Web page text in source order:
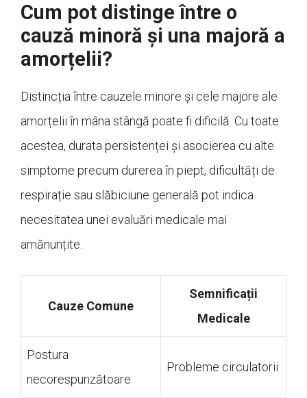
Cum pot distinge între o
cauză minoră și una majoră a
amorțelii?
Distincția între cauzele minore și cele majore ale
amorțelii în mâna stângă poate fi dificilă. Cu toate
acestea, durata persistenței și asocierea cu alte
simptome precum durerea în piept, dificultăți de
respirație sau slăbiciune generală pot indica
necesitatea unei evaluări medicale mai
amănunțite.
Cauze Comune
Semnificații
Medicale
Postura
necorespunzătoare
Probleme circulatorii